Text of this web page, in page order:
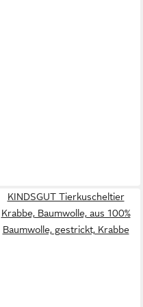
KINDSGUT Tierkuscheltier
Krabbe, Baumwolle, aus 100%
Baumwolle, gestrickt, Krabbe